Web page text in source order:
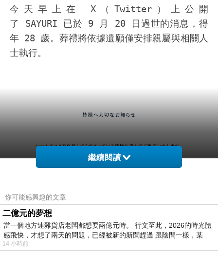
今天早上在 X（Twitter）上公開
了 SAYURI 已於 9 月 20 日過世的消息，得
年 28 歲。葬禮將依據遺願僅安排親屬與相關人
士執行。
繼續閱讀
你可能感興趣的文章
二億元的夢想
當一個地方連雜貨店老闆都想要兩億元時。 行文至此，2026的時光體
感飛快，才想了兩天的問題，已經被新的新聞趕過 跟陰間一樣，某
14 小時前